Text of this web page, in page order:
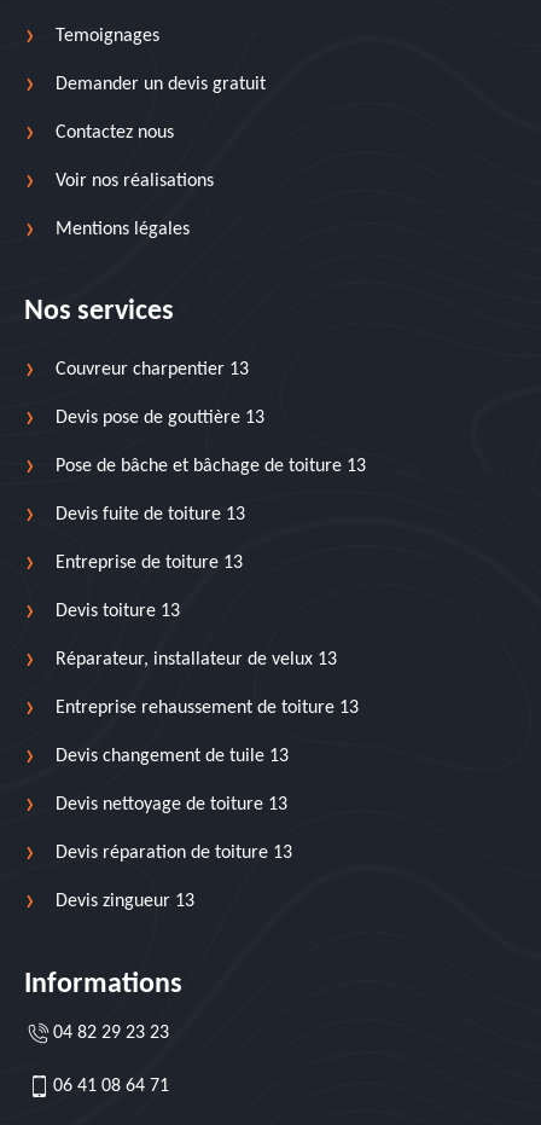
Temoignages
Demander un devis gratuit
Contactez nous
Voir nos réalisations
Mentions légales
Nos services
Couvreur charpentier 13
Devis pose de gouttière 13
Pose de bâche et bâchage de toiture 13
Devis fuite de toiture 13
Entreprise de toiture 13
Devis toiture 13
Réparateur, installateur de velux 13
Entreprise rehaussement de toiture 13
Devis changement de tuile 13
Devis nettoyage de toiture 13
Devis réparation de toiture 13
Devis zingueur 13
Informations
04 82 29 23 23
06 41 08 64 71